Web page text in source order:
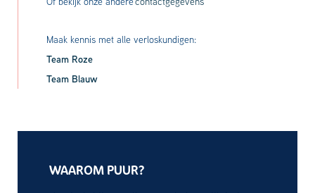
Maak kennis met alle verloskundigen:
Team Roze
Team Blauw
WAAROM PUUR?